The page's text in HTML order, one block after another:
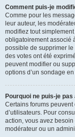
Comment puis-je
Comme pour les
leur auteur, les
modifiez tout
obligatoirement associé
possible de supprimer
des votes ont été
peuvent modifier ou
options d’un sondage
Pourquoi ne puis-je
Certains forums
d’utilisateurs. Pour
action, vous avez
modérateur ou un